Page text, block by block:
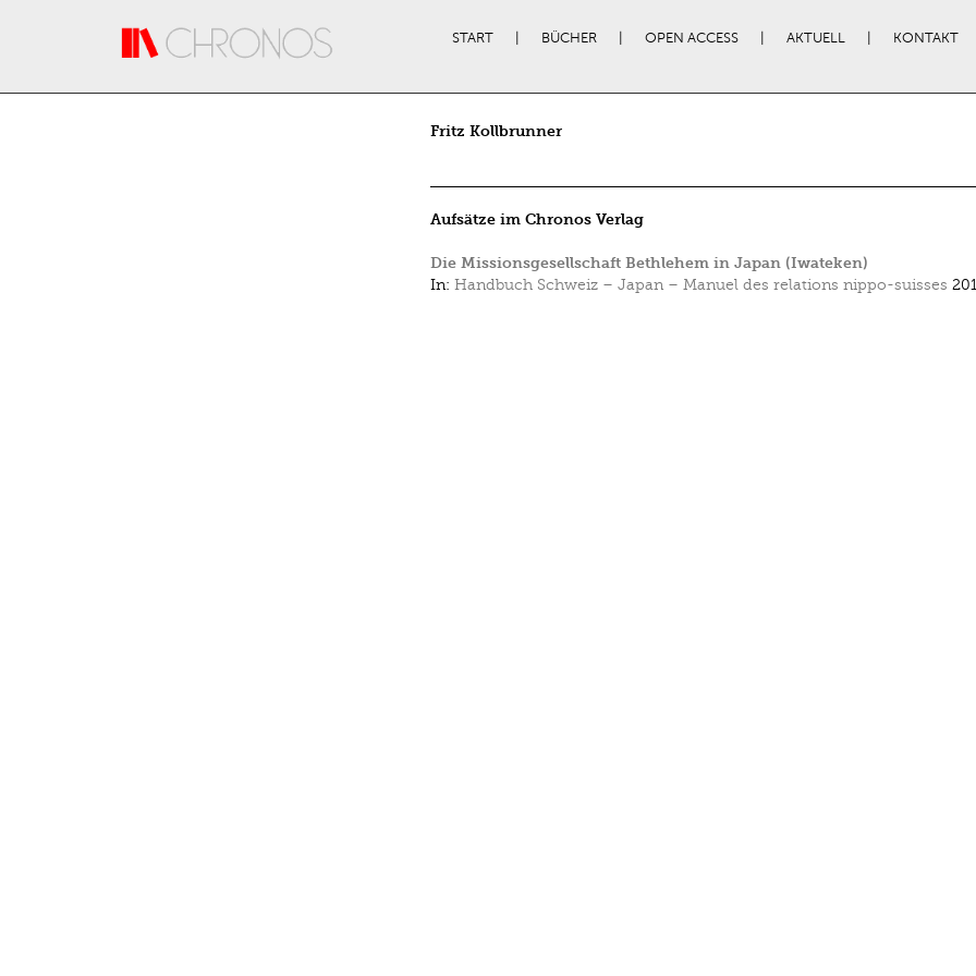
START BÜCHER OPEN ACCESS AKTUELL KONTAKT
Fritz Kollbrunner
Aufsätze im Chronos Verlag
Die Missionsgesellschaft Bethlehem in Japan (Iwateken)
In: Handbuch Schweiz – Japan – Manuel des relations nippo-suisses